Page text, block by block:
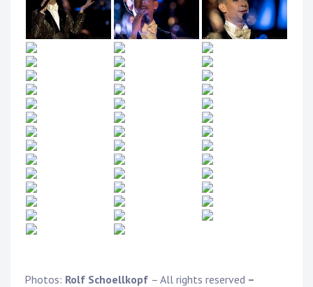
Photos: Rolf Schoellkopf – All rights reserved –